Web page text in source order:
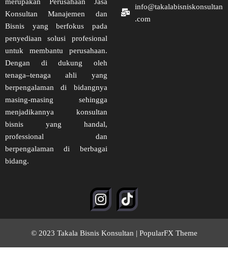
Konsultan Manajemen dan
Bisnis yang berfokus pada
penyediaan solusi profesional
untuk membantu perusahaan.
Dengan di dukung oleh
tenaga–tenaga ahli yang
berpengalaman di bidangnya
masing-masing sehingga
menjadikannya konsultan
bisnis yang handal,
professional dan
berpengalaman di berbagai
bidang.
info@takalabisniskonsultan
.com
© 2023 Takala Bisnis Konsultan | PopularFX Theme